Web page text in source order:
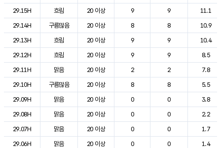
29.15H
흐림 20 이상 9 9
11.1
29.14H
구름많음 20 이상 8 8
10.9
29.13H
흐림 20 이상 9 9
10.4
29.12H
흐림 20 이상 9 9
8.5
29.11H
맑음 20 이상 2 2
7.8
29.10H
구름많음 20 이상 8 8
5.5
29.09H
맑음 20 이상 0 0
3.8
29.08H
맑음 20 이상 0 0
2.2
29.07H
맑음 20 이상 0 0
1.7
29.06H
맑음 20 이상 0 0
1.4